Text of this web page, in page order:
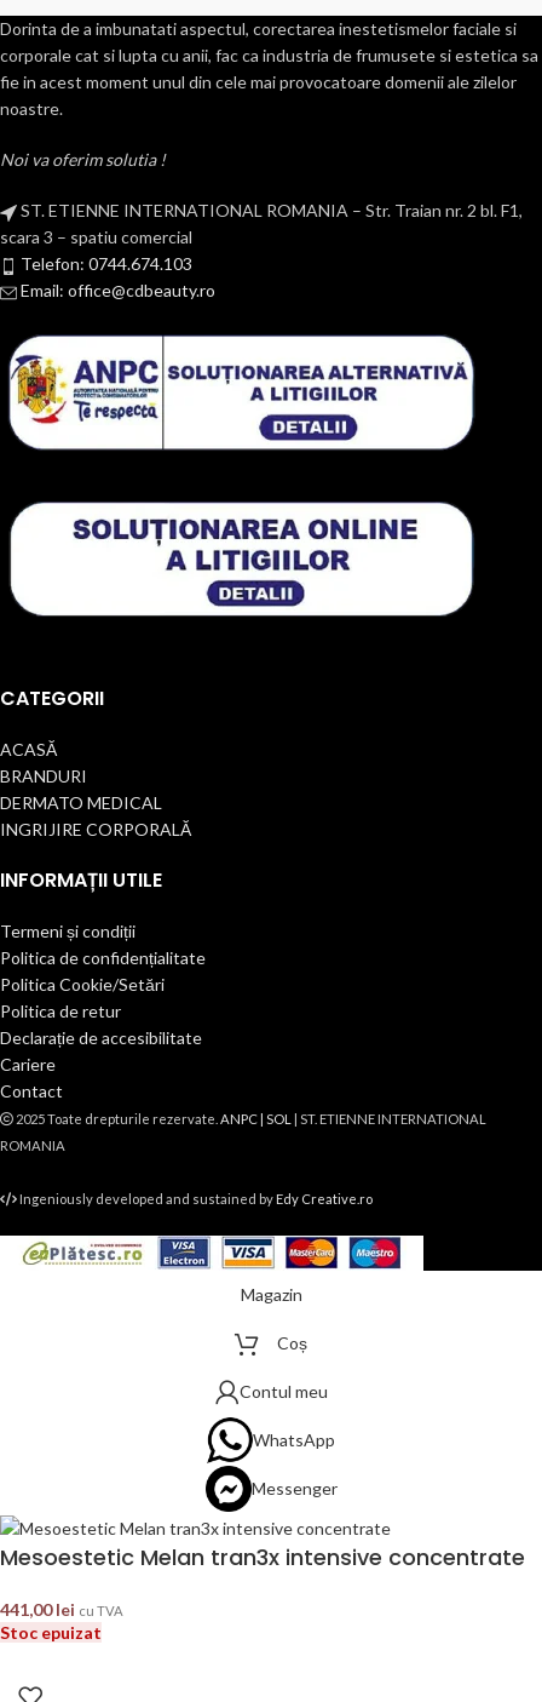
Dorinta de a imbunatati aspectul, corectarea inestetismelor faciale si
corporale cat si lupta cu anii, fac ca industria de frumusete si estetica sa
fie in acest moment unul din cele mai provocatoare domenii ale zilelor
noastre.
Noi va oferim solutia !
ST. ETIENNE INTERNATIONAL ROMANIA – Str. Traian nr. 2 bl. F1,
scara 3 – spatiu comercial
Telefon: 0744.674.103
Email: office@cdbeauty.ro
CATEGORII
ACASĂ
BRANDURI
DERMATO MEDICAL
INGRIJIRE CORPORALĂ
INFORMAȚII UTILE
Termeni și condiții
Politica de confidențialitate
Politica Cookie/Setări
Politica de retur
Declarație de accesibilitate
Cariere
Contact
2025 Toate drepturile rezervate. ANPC | SOL
| ST. ETIENNE INTERNATIONAL
ROMANIA
Ingeniously developed and sustained byEdy Creative.ro
Magazin
Coș
Contul meu
WhatsApp
Messenger
Mesoestetic Melan tran3x intensive concentrate
441,00lei cu TVA
Stoc epuizat